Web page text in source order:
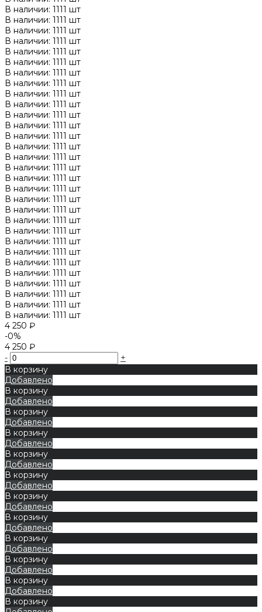
В наличии: 1111 шт
В наличии: 1111 шт
В наличии: 1111 шт
В наличии: 1111 шт
В наличии: 1111 шт
В наличии: 1111 шт
В наличии: 1111 шт
В наличии: 1111 шт
В наличии: 1111 шт
В наличии: 1111 шт
В наличии: 1111 шт
В наличии: 1111 шт
В наличии: 1111 шт
В наличии: 1111 шт
В наличии: 1111 шт
В наличии: 1111 шт
В наличии: 1111 шт
В наличии: 1111 шт
В наличии: 1111 шт
В наличии: 1111 шт
В наличии: 1111 шт
В наличии: 1111 шт
В наличии: 1111 шт
В наличии: 1111 шт
В наличии: 1111 шт
В наличии: 1111 шт
В наличии: 1111 шт
В наличии: 1111 шт
В наличии: 1111 шт
В наличии: 1111 шт
4 250 ₽
-0%
4 250 ₽
-
+
В корзину
Добавлено
В корзину
Добавлено
В корзину
Добавлено
В корзину
Добавлено
В корзину
Добавлено
В корзину
Добавлено
В корзину
Добавлено
В корзину
Добавлено
В корзину
Добавлено
В корзину
Добавлено
В корзину
Добавлено
В корзину